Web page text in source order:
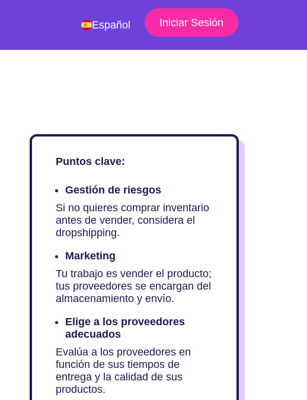
Español Iniciar Sesión
Puntos clave:
Gestión de riesgos
Si no quieres comprar inventario
antes de vender, considera el
dropshipping.
Marketing
Tu trabajo es vender el producto;
tus proveedores se encargan del
almacenamiento y envío.
Elige a los proveedores
adecuados
Evalúa a los proveedores en
función de sus tiempos de
entrega y la calidad de sus
productos.